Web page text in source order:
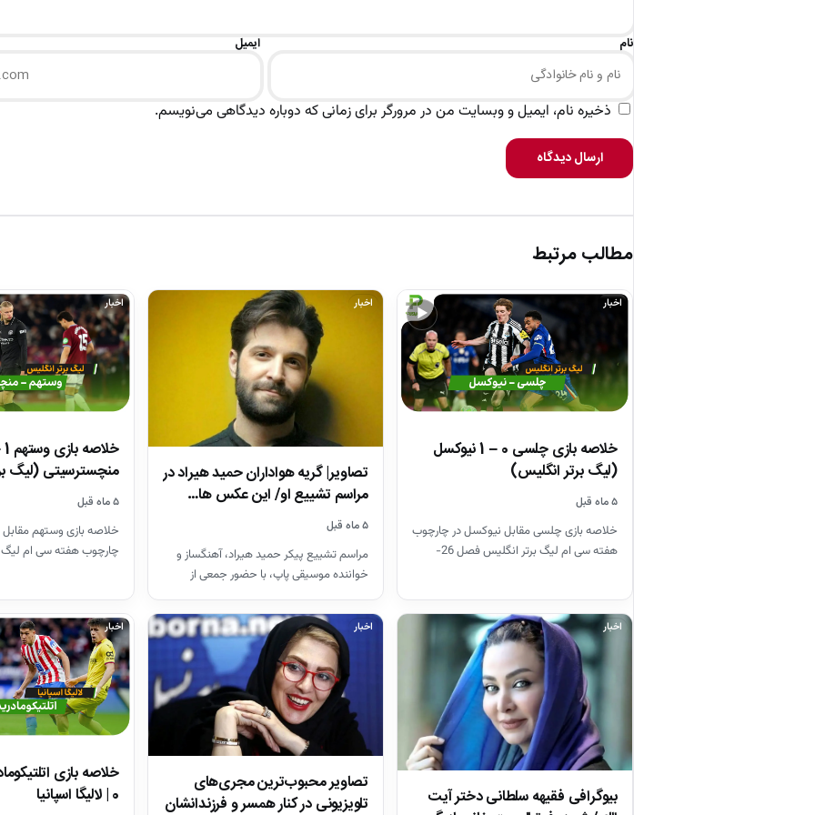
نام ایمیل
ذخیره نام، ایمیل و وبسایت من در مرورگر برای زمانی که دوباره دیدگاهی می‌نویسم.
ارسال دیدگاه
مطالب مرتبط
▶
اخبار
خلاصه بازی چلسی 0 – 1 نیوکسل
(لیگ برتر انگلیس)
۵ ماه قبل
خلاصه بازی چلسی مقابل نیوکسل در چارچوب
هفته سی ام لیگ برتر انگلیس فصل 26-
اخبار
تصاویر| گریه هواداران حمید هیراد در
مراسم تشییع او/ این عکس ها…
۵ ماه قبل
مراسم تشییع پیکر حمید هیراد، آهنگساز و
خواننده موسیقی پاپ، با حضور جمعی از
هنرمندان در قطعه هنرمندان…
اخبار
منچسترسیتی (لیگ
۵ ماه قبل
خلاصه بازی وستهم
چارچوب هفته سی ام
اخبار
بیوگرافی فقیهه سلطانی دختر آیت
اخبار
تصاویر محبوب‌ترین مجری‌های
تلویزیونی در کنار همسر و فرزندانشان
اخبار
0 | لالیگا اسپانیا